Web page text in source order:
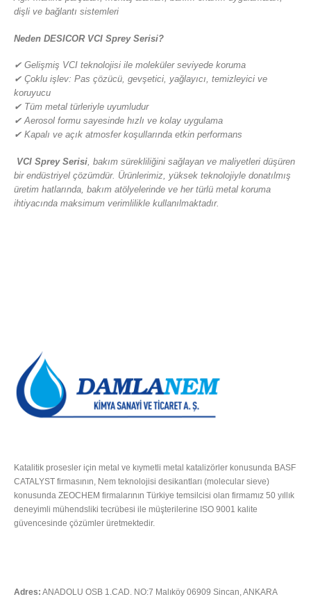
dişli ve bağlantı sistemleri
Neden DESICOR VCI Sprey Serisi?
✔ Gelişmiş VCI teknolojisi ile moleküler seviyede koruma
✔ Çoklu işlev: Pas çözücü, gevşetici, yağlayıcı, temizleyici ve
koruyucu
✔ Tüm metal türleriyle uyumludur
✔ Aerosol formu sayesinde hızlı ve kolay uygulama
✔ Kapalı ve açık atmosfer koşullarında etkin performans
VCI Sprey Serisi , bakım sürekliliğini sağlayan ve maliyetleri düşüren
bir endüstriyel çözümdür. Ürünlerimiz, yüksek teknolojiyle donatılmış
üretim hatlarında, bakım atölyelerinde ve her türlü metal koruma
ihtiyacında maksimum verimlilikle kullanılmaktadır.
Katalitik prosesler için metal ve kıymetli metal katalizörler konusunda BASF
CATALYST firmasının, Nem teknolojisi desikantları (molecular sieve)
konusunda ZEOCHEM firmalarının Türkiye temsilcisi olan firmamız 50 yıllık
deneyimli mühendsliki tecrübesi ile müşterilerine ISO 9001 kalite
güvencesinde çözümler üretmektedir.
Adres: ANADOLU OSB 1.CAD. NO:7 Malıköy 06909 Sincan, ANKARA